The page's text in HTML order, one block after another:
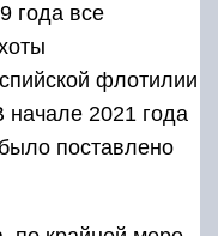
года все
флотилии
2021 года
поставлено